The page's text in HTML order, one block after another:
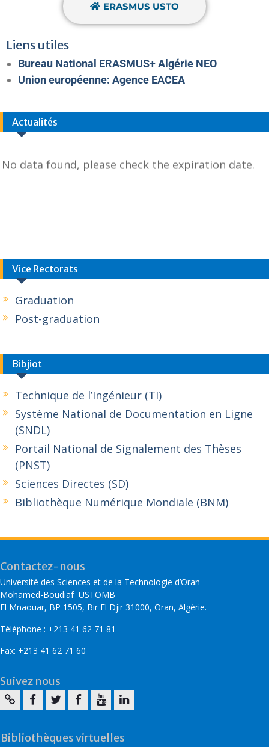
ERASMUS USTO
Liens utiles
Bureau National ERASMUS+ Algérie NEO
Union européenne: Agence EACEA
Actualités
No data found, please check the expiration date.
Vice Rectorats
Graduation
Post-graduation
Bibjiot
Technique de l’Ingénieur (TI)
Système National de Documentation en Ligne
(SNDL)
Portail National de Signalement des Thèses
(PNST)
Sciences Directes (SD)
Bibliothèque Numérique Mondiale (BNM)
Contactez-nous
Université des Sciences et de la Technologie d’Oran
Mohamed-Boudiaf USTOMB
El Mnaouar, BP 1505, Bir El Djir 31000, Oran, Algérie.
Téléphone : +213 41 62 71 81
Fax: +213 41 62 71 60
Suivez nous
Bibliothèques virtuelles